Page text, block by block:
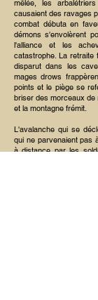
mêlée, les
causaient des ravages
combat débuta en
démons s'envolèrent
l'alliance et les
catastrophe. La retraite
disparut dans les
mages drows
points et le piège se
briser des morceaux
et la montagne frémit.
L'avalanche qui se
qui ne parvenaient pas
à distance par les